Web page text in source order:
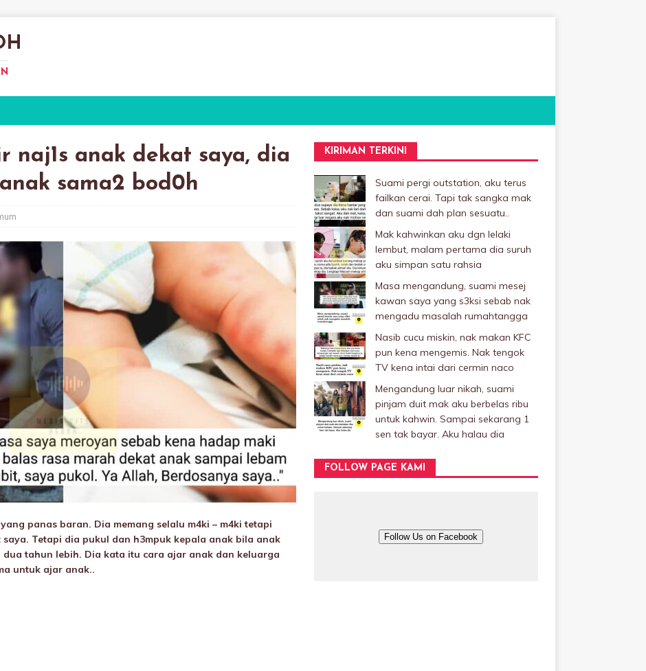
naj1s anak dekat saya, dia
sama2 bod0h
panas baran. Dia memang selalu m4ki – m4ki tetapi
Tetapi dia pukuI dan h3mpuk kepala anak bila anak
tahun lebih. Dia kata itu cara ajar anak dan keluarga
untuk ajar anak..
KIRIMAN TERKINI
Suami pergi outstation, aku terus
failkan cerai. Tapi tak sangka mak
dan suami dah plan sesuatu..
Mak kahwinkan aku dgn lelaki
Iembut, malam pertama dia suruh
aku simpan satu rahsia
Masa mengandung, suami mesej
kawan saya yang s3ksi sebab nak
mengadu masalah rumahtangga
Nasib cucu miskin, nak makan KFC
pun kena mengemis. Nak tengok
TV kena intai dari cermin naco
Mengandung luar nikah, suami
pinjam duit mak aku berbelas ribu
untuk kahwin. Sampai sekarang 1
sen tak bayar. Aku halau dia
FOLLOW PAGE KAMI
Follow Us on Facebook